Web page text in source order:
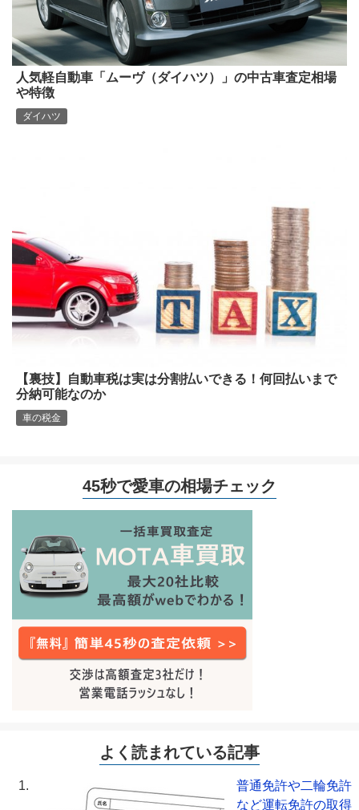
人気軽自動車「ムーヴ（ダイハツ）」の中古車査定相場
や特徴
ダイハツ
【裏技】自動車税は実は分割払いできる！何回払いまで
分納可能なのか
車の税金
45秒で愛車の相場チェック
よく読まれている記事
普通免許や二輪免許
など運転免許の取得